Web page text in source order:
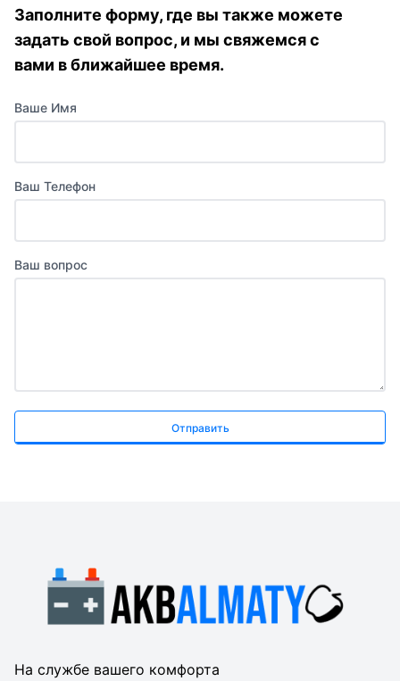
Заполните форму, где вы также можете
задать свой вопрос, и мы свяжемся с
вами в ближайшее время.
Ваше Имя
Ваш Телефон
Ваш вопрос
Отправить
На службе вашего комфорта